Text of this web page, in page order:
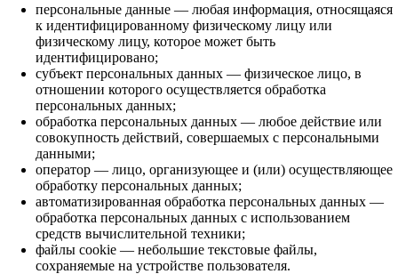
персональные данные — любая информация, относящаяся
к идентифицированному физическому лицу или
физическому лицу, которое может быть
идентифицировано;
субъект персональных данных — физическое лицо, в
отношении которого осуществляется обработка
персональных данных;
обработка персональных данных — любое действие или
совокупность действий, совершаемых с персональными
данными;
оператор — лицо, организующее и (или) осуществляющее
обработку персональных данных;
автоматизированная обработка персональных данных —
обработка персональных данных с использованием
средств вычислительной техники;
файлы cookie — небольшие текстовые файлы,
сохраняемые на устройстве пользователя.